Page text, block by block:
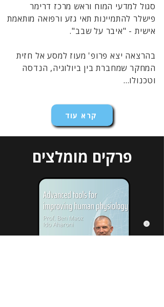
סגול למדעי המוח וראש מרכז דרימר
פישלר להתמיינות תאי גזע ורפואה מותאמת
אישית - "איבר על שבב".
בהרצאה יצא פרופ' מעוז למסע אל חזית
המחקר שמחברת בין ביולוגיה, הנדסה
וטכנולו...
קרא עוד
פרקים מומלצים